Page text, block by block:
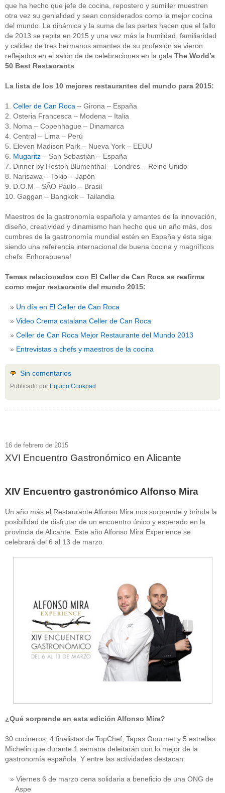
que ha hecho que jefe de cocina, repostero y sumiller muestren
otra vez su genialidad y sean considerados como la mejor cocina
del mundo. La dinámica y la suma de las partes hacen que el fallo
de 2013 se repita en 2015 y una vez más la humildad, familiaridad
y calidez de tres hermanos amantes de su profesión se vieron
reflejados en el salón de de celebraciones en la gala The World’s
50 Best Restaurants
La lista de los 10 mejores restaurantes del mundo para 2015:
1. Celler de Can Roca – Girona – España
2. Osteria Francesca – Modena – Italia
3. Noma – Copenhague – Dinamarca
4. Central – Lima – Perú
5. Eleven Madison Park – Nueva York – EEUU
6. Mugaritz – San Sebastián – España
7. Dinner by Heston Blumenthal – Londres – Reino Unido
8. Narisawa – Tokio – Japón
9. D.O.M – SÃO Paulo – Brasil
10. Gaggan – Bangkok – Tailandia
Maestros de la gastronomía española y amantes de la innovación,
diseño, creatividad y dinamismo han hecho que un año más, dos
cumbres de la gastronomía mundial estén en España y ésta siga
siendo una referencia internacional de buena cocina y magníficos
chefs. Enhorabuena!
Temas relacionados con El Celler de Can Roca se reafirma
como mejor restaurante del mundo 2015:
Un día en El Celler de Can Roca
Video Crema catalana Celler de Can Roca
Celler de Can Roca Mejor Restaurante del Mundo 2013
Entrevistas a chefs y maestros de la cocina
Sin comentarios
Publicado por Equipo Cookpad
16 de febrero de 2015
XVI Encuentro Gastronómico en Alicante
XIV Encuentro gastronómico Alfonso Mira
Un año más el Restaurante Alfonso Mira nos sorprende y brinda la
posibilidad de disfrutar de un encuentro único y esperado en la
provincia de Alicante. Este año Alfonso Mira Experience se
celebrará del 6 al 13 de marzo.
¿Qué sorprende en esta edición Alfonso Mira?
30 cocineros, 4 finalistas de TopChef, Tapas Gourmet y 5 estrellas
Michelin que durante 1 semana deleitarán con lo mejor de la
gastronomía española. Y entre las actividades destacan:
Viernes 6 de marzo cena solidaria a beneficio de una ONG de
Aspe